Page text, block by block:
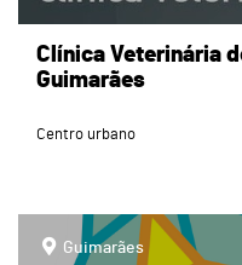
Clínica Veterinária
Guimarães
Centro urbano
Guimarães